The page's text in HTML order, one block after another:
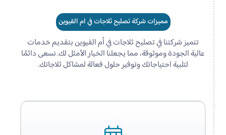
مميزات شركة تصليح ثلاجات في ام القيوين
تتميز شركتنا في تصليح ثلاجات في أم القيوين بتقديم خدمات
عالية الجودة وموثوقة، مما يجعلنا الخيار الأمثل لك. نسعى دائمًا
لتلبية احتياجاتك وتوفير حلول فعالة لمشاكل ثلاجاتك.